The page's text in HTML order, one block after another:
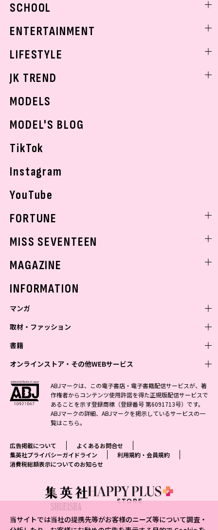
当サイトでは当社の提携先等がお客様のニーズ等について調査・
着回し
ベストコスメ
ボディケア
SCHOOL
学校ヘアメイク
ENTERTAINMENT
K-POP
LIFESTYLE
モデルの購入品
JK TREND
MODELS
MODEL'S BLOG
TikTok
Instagram
YouTube
FORTUNE
MISS SEVENTEEN
MAGAZINE
INFORMATION
マンガ
少年マンガ
Vジャンプ
最強ジャンプ
少年ジャンプ+
ジャンプTOON
ジャンプルーキー！
S-MANGA
集英社コミック文庫
青年マンガ
ZEBRACK
S-MANGA
集英社ジャンプリミックス
週刊ヤングジャンプ
ヤングジャンプ定期購読デジタル
となりのヤングジャンプ
グランドジャンプ
ウルトラジャンプ
少女マンガ
ZEBRACK
S-MANGA
集英社コミック文庫
マーガレット
別冊マーガレット
リマコミ
マンガMeets
女性マンガ
ジャンプTOON
集英社コミック文庫
マンガMee公式サイト
リマコミ
office YOU
取材・ファッション
ファッション・美容
BAILA
MAQUIA
eclat
T JAPAN
MEN'S NON-NO
集英社オンライン
芸能・情報・スポーツ
週プレNEWS
週プレ グラジャパ!
書籍
文芸・文庫・総合
小説すばる
集英社 文芸ステーション
web 集英社文庫
アジア人物史
学芸・ノンフィクション・新書
1日5分で、明日は変わる よみタイ yomitai
集英社学芸部 - 学芸・ノンフィクション
集英社ビジネス書
集英社新書プラス - 知の水先案内人
kotoba
情報・知識＆オピニオン imidas
ライトノベル・ノベライズ
集英社オレンジ文庫
JUMP j-BOOKS
ダッシュエックス文庫公式サイト
集英社Webマガジン コバルト
集英社の児童図書 S-KIDS.LAND
オンラインストア・その他WEBサービス
オンラインストア
OTO
SHUEISHA MANGA-ART HERITAGE
ジャンプキャラクターズストア
HAPPY PLUS STORE
SHUEISHA VOX
LEEマルシェ
eclat premium
mirabella homme
その他WEBサービス
集英社アドナビ
集英社エディターズ・ラボ
ABJマークは、この電子書店・電子書籍配信サービスが、著
作権者からコンテンツ使用許諾を得た正規版配信サービスで
あることを示す登録商標（登録番号 第6091713号）です。
ABJマークの詳細、ABJマークを掲示しているサービスの一
覧はこちら。
広告掲載について
よくあるお問合せ
集英社プライバシーガイドライン
利用規約・会員規約
消費税総額表示についてのお知らせ
© SHUEISHA Inc. All Right Reserved.